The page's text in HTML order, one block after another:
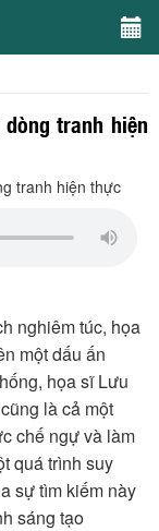
tranh hiện
nghiêm túc, họa
một dấu ấn
họa sĩ Lưu
là cả một
chế ngự và làm
quá trình suy
sự tìm kiếm này
sáng tạo